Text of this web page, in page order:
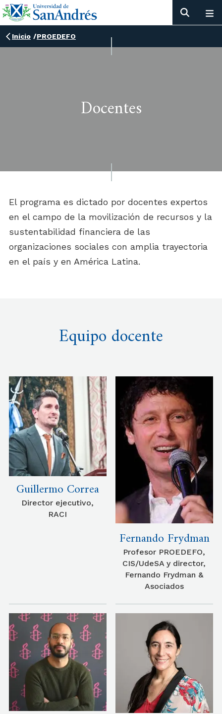
Inicio /PROEDEFO
Docentes
El programa es dictado por docentes expertos
en el campo de la movilización de recursos y la
sustentabilidad financiera de las
organizaciones sociales con amplia trayectoria
en el país y en América Latina.
Equipo docente
Guillermo Correa
Director ejecutivo,
RACI
Fernando Frydman
Profesor PROEDEFO,
CIS/UdeSA y director,
Fernando Frydman &
Asociados